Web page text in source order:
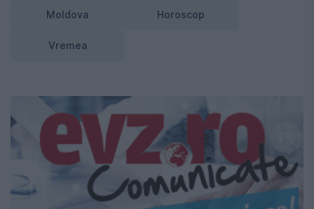
Moldova Horoscop
Vremea